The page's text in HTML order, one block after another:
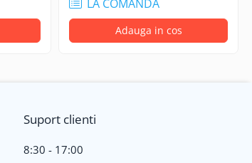
LA COMANDA
Adauga in cos
Suport clienti
8:30 - 17:00